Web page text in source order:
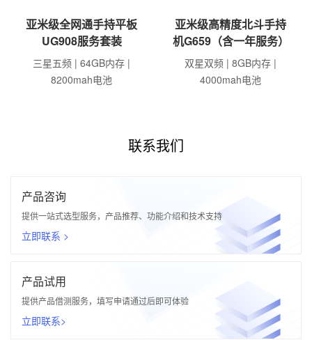
亚米级全网通手持平板
UG908服务套装
三星五频 | 64GB内存 |
8200mah电池
亚米级高精度北斗手持
机G659（含一年服务）
双星双频 | 8GB内存 |
4000mah电池
联系我们
产品咨询
提供一站式选型服务，产品推荐、功能介绍和技术支持
立即联系 >
产品试用
提供产品借测服务，填写申请通过后即可体验
立即联系>